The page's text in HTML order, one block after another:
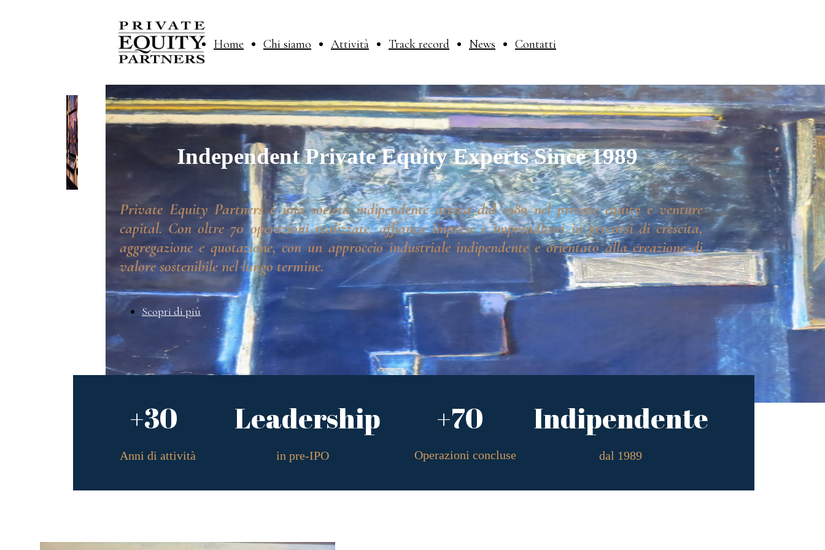
Home Chi siamo Attività Track record News Contatti
Independent Private Equity Experts Since 1989
Private Equity Partners è una società indipendente attiva dal 1989 nel private equity e venture
capital. Con oltre 70 operazioni realizzate, affianca imprese e imprenditori in percorsi di crescita,
aggregazione e quotazione, con un approccio industriale indipendente e orientato alla creazione di
valore sostenibile nel lungo termine.
Scopri di più
Indipendente
+70
Leadership
+30
Operazioni concluse dal 1989
in pre-IPO
Anni di attività